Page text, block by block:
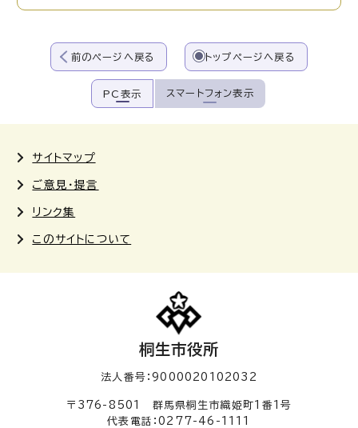
前のページへ戻る トップページへ戻る
PC表示 スマートフォン表示
サイトマップ
ご意見・提言
リンク集
このサイトについて
桐生市役所
法人番号：9000020102032
〒376-8501 群馬県桐生市織姫町1番1号
代表電話：0277-46-1111